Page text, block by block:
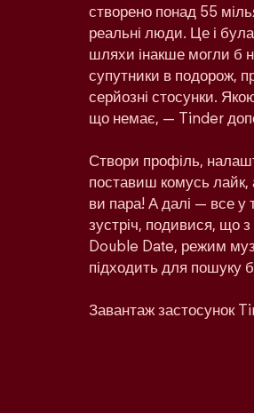
створено понад 55
реальні люди. Це і
шляхи інакше могли б
супутники в подорож,
серйозні стосунки.
що немає, — Tinder
Створи профіль,
поставиш комусь лайк,
ви пара! А далі — все у
зустріч, подивися, що
Double Date, режим
підходить для пошуку
Завантаж застосунок